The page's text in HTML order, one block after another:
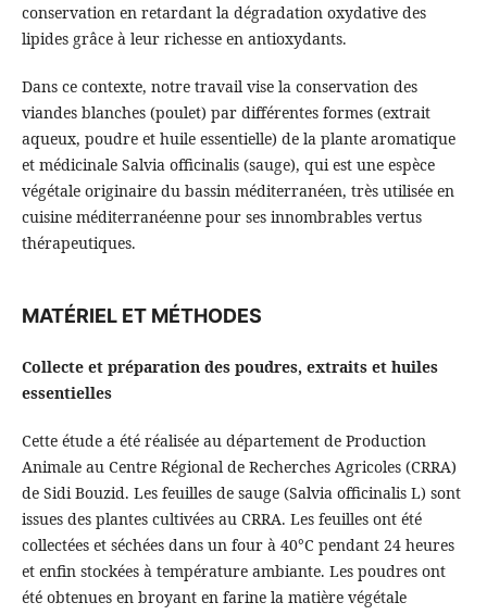
conservation en retardant la dégradation oxydative des
lipides grâce à leur richesse en antioxydants.
Dans ce contexte, notre travail vise la conservation des
viandes blanches (poulet) par différentes formes (extrait
aqueux, poudre et huile essentielle) de la plante aromatique
et médicinale Salvia officinalis (sauge), qui est une espèce
végétale originaire du bassin méditerranéen, très utilisée en
cuisine méditerranéenne pour ses innombrables vertus
thérapeutiques.
MATÉRIEL ET MÉTHODES
Collecte et préparation des poudres, extraits et huiles
essentielles
Cette étude a été réalisée au département de Production
Animale au Centre Régional de Recherches Agricoles (CRRA)
de Sidi Bouzid. Les feuilles de sauge (Salvia officinalis L) sont
issues des plantes cultivées au CRRA. Les feuilles ont été
collectées et séchées dans un four à 40°C pendant 24 heures
et enfin stockées à température ambiante. Les poudres ont
été obtenues en broyant en farine la matière végétale